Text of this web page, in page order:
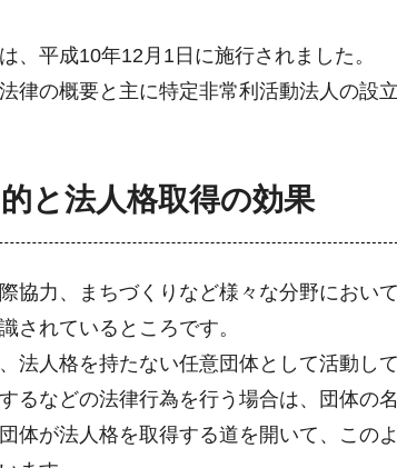
、平成10年12月1日に施行されました。
律の概要と主に特定非常利活動法人の設
と法人格取得の効果
協力、まちづくりなど様々な分野におい
されているところです。
法人格を持たない任意団体として活動
るなどの法律行為を行う場合は、団体の
体が法人格を取得する道を開いて、こ